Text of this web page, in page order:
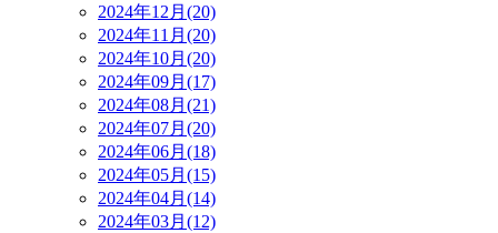
2024年12月(20)
2024年11月(20)
2024年10月(20)
2024年09月(17)
2024年08月(21)
2024年07月(20)
2024年06月(18)
2024年05月(15)
2024年04月(14)
2024年03月(12)